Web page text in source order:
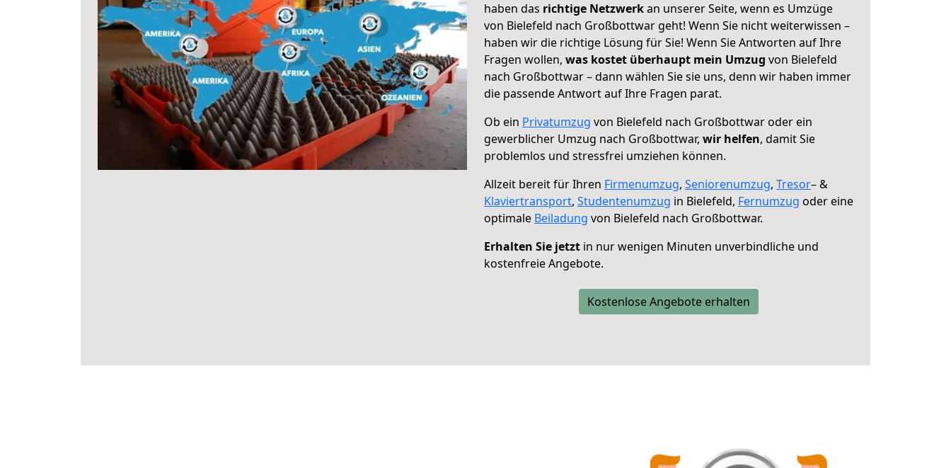
haben das richtige Netzwerkan unserer Seite, wenn es Umzüge
von Bielefeld nach Großbottwar geht! Wenn Sie nicht weiterwissen –
haben wir die richtige Lösung für Sie! Wenn Sie Antworten auf Ihre
Fragen wollen, was kostet überhaupt mein Umzug von Bielefeld
nach Großbottwar – dann wählen Sie sie uns, denn wir haben immer
die passende Antwort auf Ihre Fragen parat.
Ob ein Privatumzug von Bielefeld nach Großbottwar oder ein
gewerblicher Umzug nach Großbottwar, wir helfen, damit Sie
problemlos und stressfrei umziehen können.
Allzeit bereit für Ihren Firmenumzug, Seniorenumzug, Tresor– &
Klaviertransport, Studentenumzug in Bielefeld, Fernumzug oder eine
optimale Beiladung von Bielefeld nach Großbottwar.
Erhalten Sie jetzt in nur wenigen Minuten unverbindliche und
kostenfreie Angebote.
Kostenlose Angebote erhalten